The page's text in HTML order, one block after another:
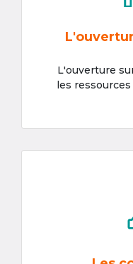
L'ouverture
les